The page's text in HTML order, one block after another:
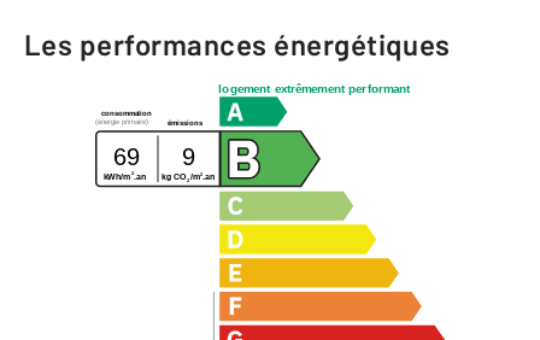
Les performances énergétiques
logement extrêmement performant
consommation
émissions
(énergie primaire)
69 9
kWh/m 2.an kg CO2/m2.an